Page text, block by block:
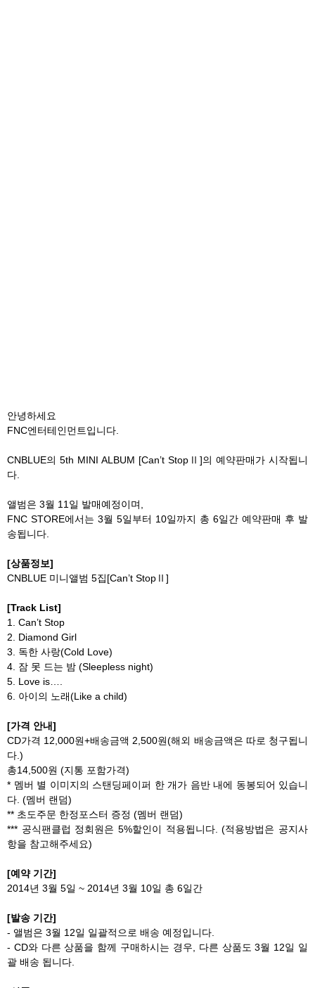
안녕하세요
FNC엔터테인먼트입니다.
CNBLUE의 5th MINI ALBUM [Can’t StopⅡ]의 예약판매가 시작됩니
다.
앨범은 3월 11일 발매예정이며,
FNC STORE에서는 3월 5일부터 10일까지 총 6일간 예약판매 후 발
송됩니다.
[상품정보]
CNBLUE 미니앨범 5집[Can’t StopⅡ]
[Track List]
1. Can’t Stop
2. Diamond Girl
3. 독한 사랑(Cold Love)
4. 잠 못 드는 밤 (Sleepless night)
5. Love is….
6. 아이의 노래(Like a child)
[가격 안내]
CD가격 12,000원+배송금액 2,500원(해외 배송금액은 따로 청구됩니
다.)
총14,500원 (지통 포함가격)
* 멤버 별 이미지의 스탠딩페이퍼 한 개가 음반 내에 동봉되어 있습니
다. (멤버 랜덤)
** 초도주문 한정포스터 증정 (멤버 랜덤)
*** 공식팬클럽 정회원은 5%할인이 적용됩니다. (적용방법은 공지사
항을 참고해주세요)
[예약 기간]
2014년 3월 5일 ~ 2014년 3월 10일 총 6일간
[발송 기간]
- 앨범은 3월 12일 일괄적으로 배송 예정입니다.
- CD와 다른 상품을 함께 구매하시는 경우, 다른 상품도 3월 12일 일
괄 배송 됩니다.